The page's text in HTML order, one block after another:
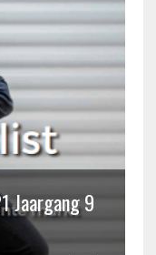
Jaargang 9